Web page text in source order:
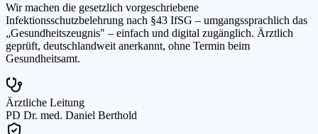
Wir machen die gesetzlich vorgeschriebene
Infektionsschutzbelehrung nach §43 IfSG – umgangssprachlich das
„Gesundheitszeugnis" – einfach und digital zugänglich. Ärztlich
geprüft, deutschlandweit anerkannt, ohne Termin beim
Gesundheitsamt.
Ärztliche Leitung
PD Dr. med. Daniel Berthold